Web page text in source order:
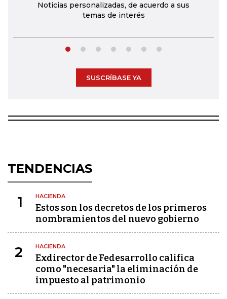
Noticias personalizadas, de acuerdo a sus
temas de interés
SUSCRÍBASE YA
TENDENCIAS
1 HACIENDA
Estos son los decretos de los primeros
nombramientos del nuevo gobierno
2 HACIENDA
Exdirector de Fedesarrollo califica
como "necesaria" la eliminación de
impuesto al patrimonio